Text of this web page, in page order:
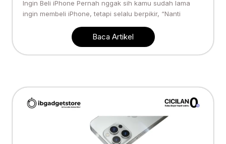
Ingin Beli iPhone Pernah nggak sih kamu sudah lama
ingin membeli iPhone, tetapi selalu berpikir, “Nanti
Baca Artikel